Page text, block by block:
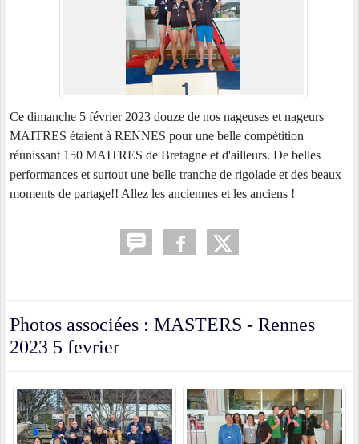
Ce dimanche 5 février 2023 douze de nos nageuses et nageurs
MAITRES étaient à RENNES pour une belle compétition
réunissant 150 MAITRES de Bretagne et d'ailleurs. De belles
performances et surtout une belle tranche de rigolade et des beaux
moments de partage!! Allez les anciennes et les anciens !
Photos associées : MASTERS - Rennes
2023 5 fevrier